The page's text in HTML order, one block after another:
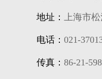
地址： 上海市
电话： 021-
传真： 86-21-